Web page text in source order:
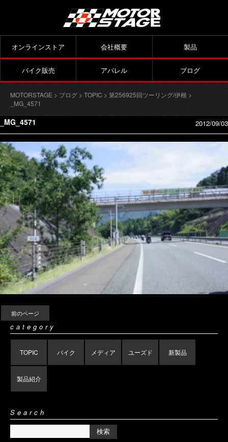
オンラインストア 会社概要 製品
バイク販売 アパレル ブログ
MOTORSTAGE > ブログ > TOPIC > 第256925回ツーリング/伊根 >
_MG_4571
_MG_4571 2012/09/03
前のページ
category
TOPIC バイク メディア ユーズド 新製品
製品紹介
Search